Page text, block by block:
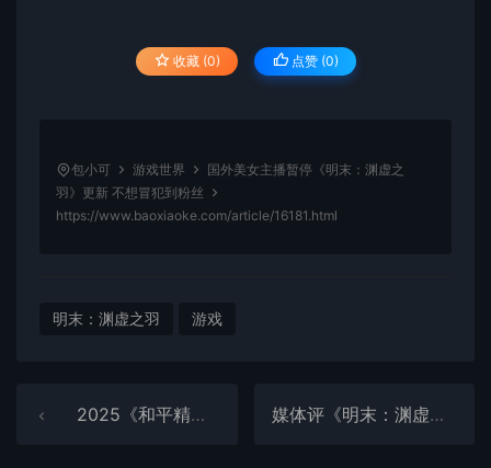
收藏 (0) 点赞 (0)
包小可 游戏世界
国外美女主播暂停《明末：渊虚之
羽》更新 不想冒犯到粉丝
https://www.baoxiaoke.com/article/16181.html
明末：渊虚之羽 游戏
2025《和平精英》刺激之夜全明星阵容首曝：姚安娜Cos影卫·银星 媒体评《明末：渊虚之羽》BOSS战设计：比《黑神话：悟空》更精髓